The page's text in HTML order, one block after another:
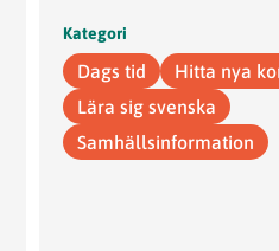
Kategori
Dags tid
Hitta nya
Lära sig svenska
Samhällsinformation